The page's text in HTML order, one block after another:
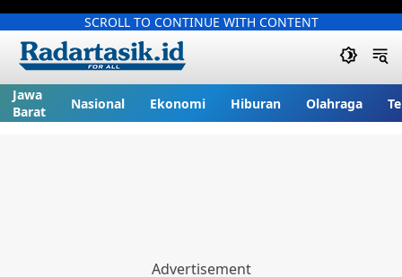
SCROLL TO CONTINUE WITH CONTENT
Jawa
Barat
Nasional Ekonomi Hiburan Olahraga